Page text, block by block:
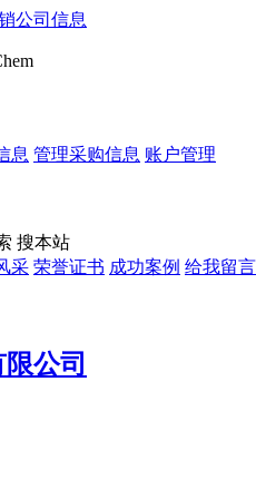
公司信息
息 管理采购信息 账户管理
搜本站
采 荣誉证书 成功案例 给我留言
公司